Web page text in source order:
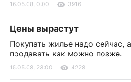
16.05.08, 0:00 3916
Цены вырастут
Покупать жилье надо сейчас, а
продавать как можно позже.
15.05.08, 23:00 4228